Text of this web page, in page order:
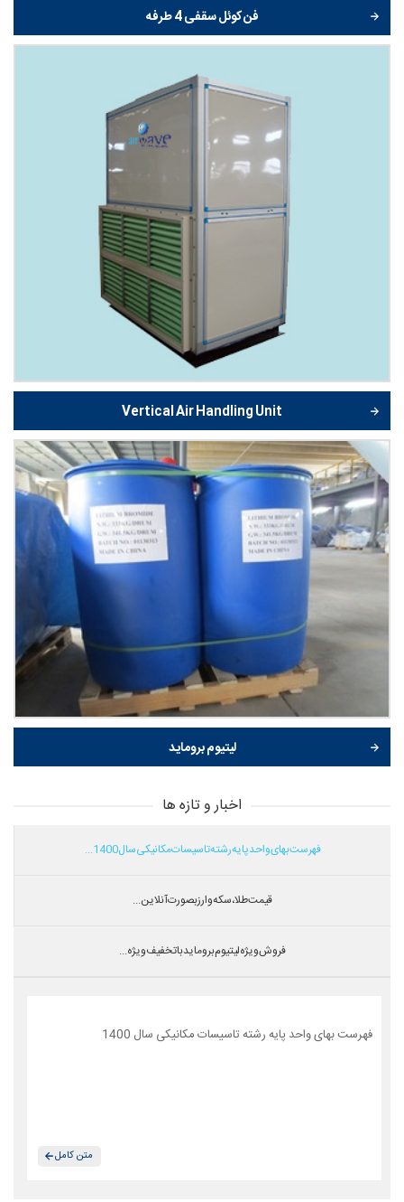
فن کوئل سقفی 4 طرفه
Vertical Air Handling Unit
لیتیوم بروماید
اخبار و تازه ها
فهرست بهای واحد پایه رشته تاسیسات مکانیکی سال 1400...
قیمت طلا،سکه و ارز بصورت آنلاین...
فروش ویژه لیتیوم بروماید با تخفیف ویژه...
فهرست بهای واحد پایه رشته تاسیسات مکانیکی سال 1400
متن کامل